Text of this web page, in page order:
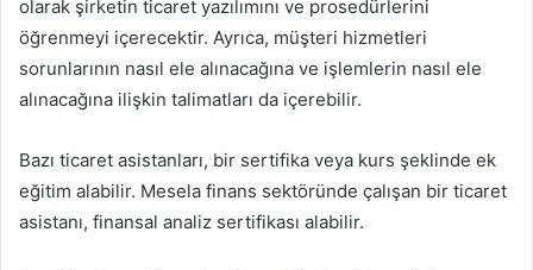
olarak şirketin ticaret yazılımını ve prosedürlerini
öğrenmeyi içerecektir. Ayrıca, müşteri hizmetleri
sorunlarının nasıl ele alınacağına ve işlemlerin nasıl ele
alınacağına ilişkin talimatları da içerebilir.
Bazı ticaret asistanları, bir sertifika veya kurs şeklinde ek
eğitim alabilir. Mesela finans sektöründe çalışan bir ticaret
asistanı, finansal analiz sertifikası alabilir.